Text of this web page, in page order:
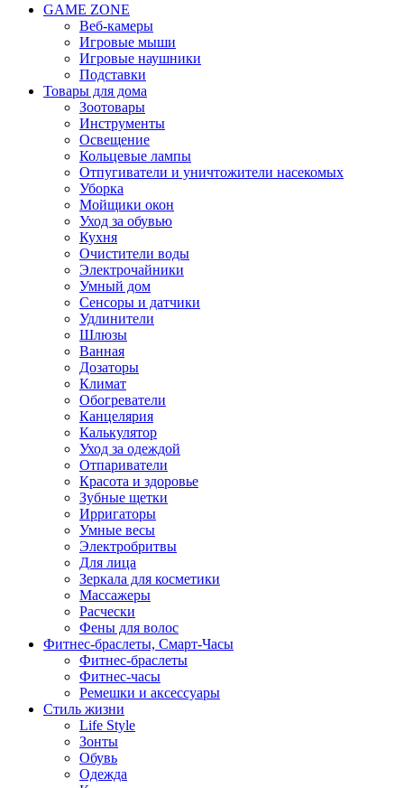
GAME ZONE
Веб-камеры
Игровые мыши
Игровые наушники
Подставки
Товары для дома
Зоотовары
Инструменты
Освещение
Кольцевые лампы
Отпугиватели и уничтожители насекомых
Уборка
Мойщики окон
Уход за обувью
Кухня
Очистители воды
Электрочайники
Умный дом
Сенсоры и датчики
Удлинители
Шлюзы
Ванная
Дозаторы
Климат
Обогреватели
Канцелярия
Калькулятор
Уход за одеждой
Отпариватели
Красота и здоровье
Зубные щетки
Ирригаторы
Умные весы
Электробритвы
Для лица
Зеркала для косметики
Массажеры
Расчески
Фены для волос
Фитнес-браслеты, Смарт-Часы
Фитнес-браслеты
Фитнес-часы
Ремешки и аксессуары
Стиль жизни
Life Style
Зонты
Обувь
Одежда